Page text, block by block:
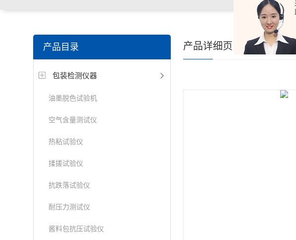
管导丝滑动性能测试仪，密封仪，微泄漏密封测试仪，热封试验仪，包装耐压试验仪，
机，泄漏与密封强度测试仪，透气度测试仪
产品目录
包装检测仪器
油墨脱色试验机
空气含量测试仪
热粘试验仪
揉搓试验仪
抗跌落试验仪
耐压力测试仪
酱料包抗压试验仪
产品详细页